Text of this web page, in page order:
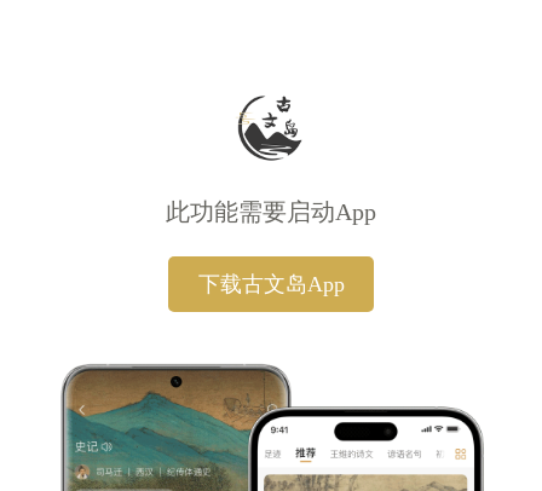
此功能需要启动App
下载古文岛App